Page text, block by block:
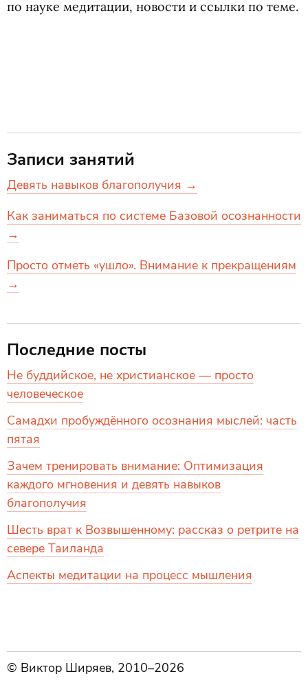
по науке медитации, новости и ссылки по теме.
Записи занятий
Девять навыков благополучия →
Как заниматься по системе Базовой осознанности
→
Просто отметь «ушло». Внимание к прекращениям
→
Последние посты
Не буддийское, не христианское — просто
человеческое
Самадхи пробуждённого осознания мыслей: часть
пятая
Зачем тренировать внимание: Оптимизация
каждого мгновения и девять навыков
благополучия
Шесть врат к Возвышенному: рассказ о ретрите на
севере Таиланда
Аспекты медитации на процесс мышления
© Виктор Ширяев, 2010–2026